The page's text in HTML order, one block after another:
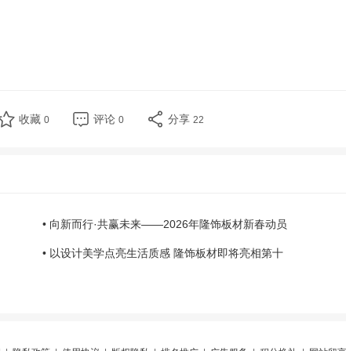
收藏 0 评论 0 分享 22
• 向新而行·共赢未来——2026年隆饰板材新春动员
• 以设计美学点亮生活质感 隆饰板材即将亮相第十